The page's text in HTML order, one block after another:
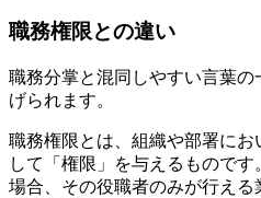
職務権限との違い
職務分掌と混同しやすい言葉
げられます。
職務権限とは、組織や部署に
して「権限」を与えるもので
場合、その役職者のみが行え